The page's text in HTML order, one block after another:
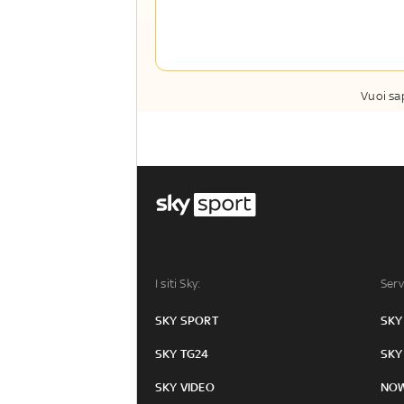
Vuoi
I siti Sky:
SKY SPORT
SKY TG24
SKY VIDEO